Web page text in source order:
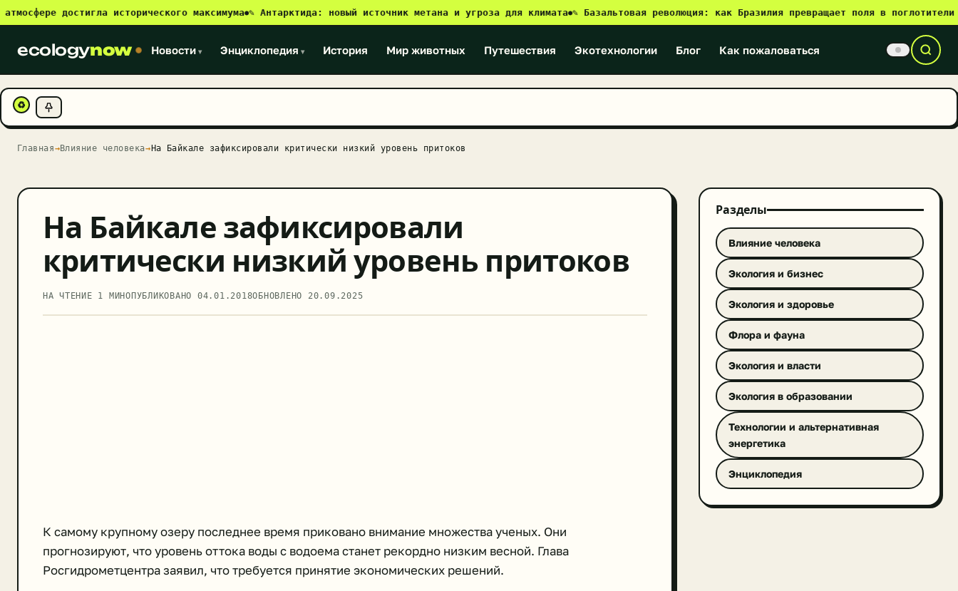
достигла исторического максимума●✎ Антарктида: новый источник метана и угроза для климата●✎ Базальтовая революция: как Бразилия превращает поля в поглотители CO₂●
ecologynow Новости ▾ Энциклопедия ▾ История Мир животных Путешествия Экотехнологии Блог Как пожаловаться
♻
Главная→Влияние человека→На Байкале зафиксировали критически низкий уровень притоков
На Байкале зафиксировали
критически низкий уровень притоков
НА ЧТЕНИЕ 1 МИНОПУБЛИКОВАНО 04.01.2018ОБНОВЛЕНО 20.09.2025
К самому крупному озеру последнее время приковано внимание множества ученых. Они
прогнозируют, что уровень оттока воды с водоема станет рекордно низким весной. Глава
Росгидрометцентра заявил, что требуется принятие экономических решений.
Разделы
Влияние человека
Экология и бизнес
Экология и здоровье
Флора и фауна
Экология и власти
Экология в образовании
Технологии и альтернативная
энергетика
Энциклопедия